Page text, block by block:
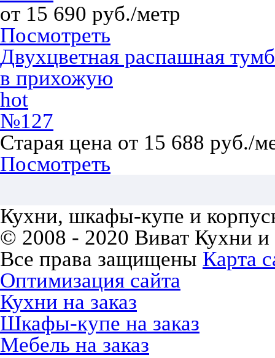
от 15 690 руб./метр
Посмотреть
Двухцветная распашная
в прихожую
hot
№127
Старая цена от 15 688 руб./
Посмотреть
Кухни, шкафы-купе и
© 2008 - 2020 Виват Кухни
Все права защищены Карта
Оптимизация сайта
Кухни на заказ
Шкафы-купе на заказ
Мебель на заказ